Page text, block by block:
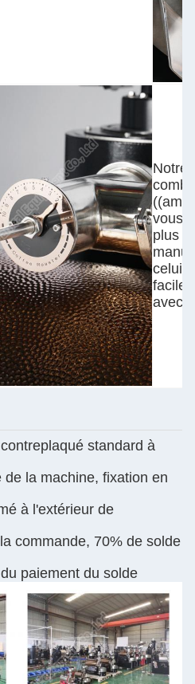
Notre
vous
plus
celui
avec
standard à
la machine, fixation en
à l'extérieur de
commande, 70% de solde
paiement du solde